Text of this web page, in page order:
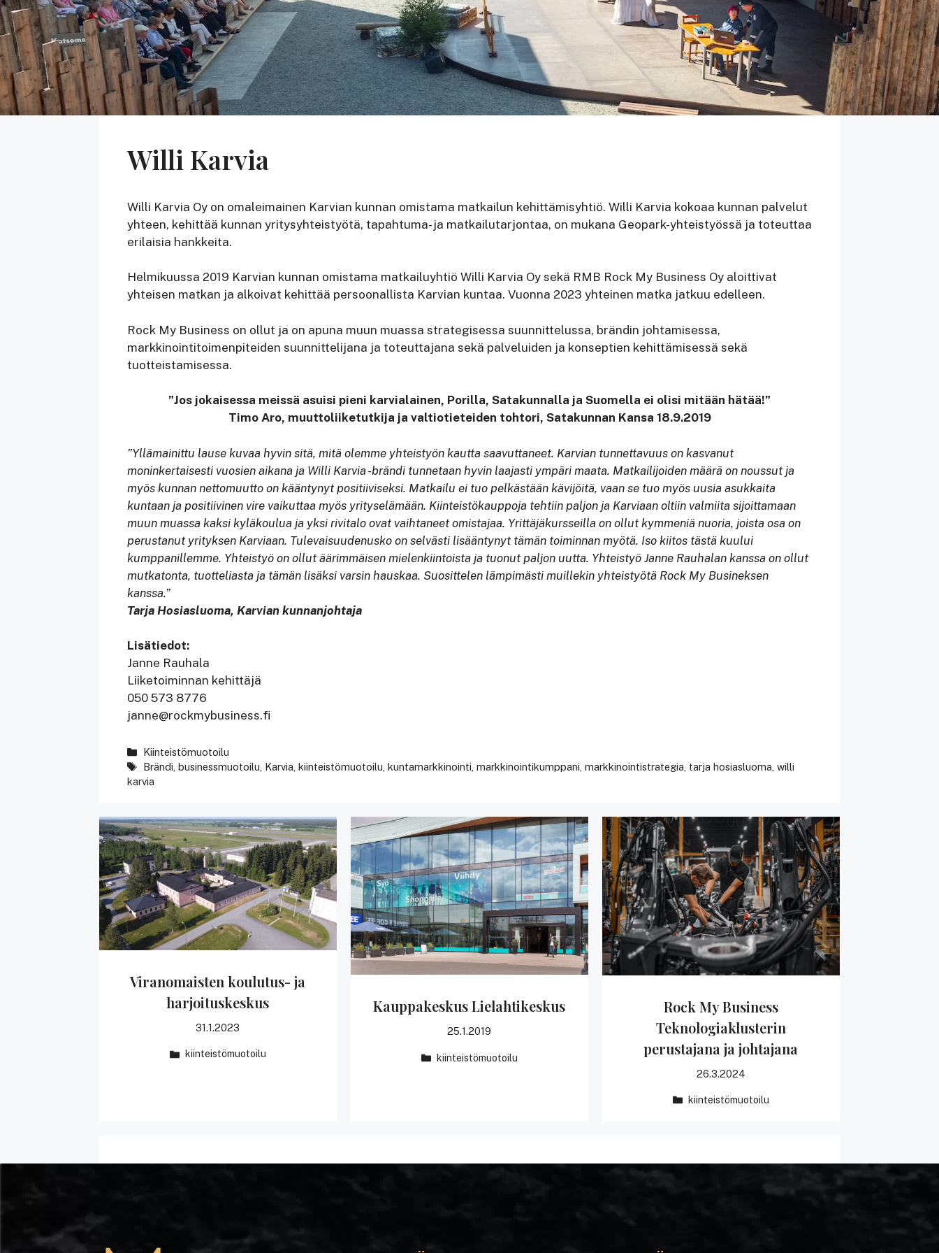
Willi Karvia
Willi Karvia Oy on omaleimainen Karvian kunnan omistama matkailun kehittämisyhtiö. Willi Karvia kokoaa kunnan palvelut
yhteen, kehittää kunnan yritysyhteistyötä, tapahtuma- ja matkailutarjontaa, on mukana Geopark-yhteistyössä ja toteuttaa
erilaisia hankkeita.
Helmikuussa 2019 Karvian kunnan omistama matkailuyhtiö Willi Karvia Oy sekä RMB Rock My Business Oy aloittivat
yhteisen matkan ja alkoivat kehittää persoonallista Karvian kuntaa. Vuonna 2023 yhteinen matka jatkuu edelleen.
Rock My Business on ollut ja on apuna muun muassa strategisessa suunnittelussa, brändin johtamisessa,
markkinointitoimenpiteiden suunnittelijana ja toteuttajana sekä palveluiden ja konseptien kehittämisessä sekä
tuotteistamisessa.
”Jos jokaisessa meissä asuisi pieni karvialainen, Porilla, Satakunnalla ja Suomella ei olisi mitään hätää!”
Timo Aro, muuttoliiketutkija ja valtiotieteiden tohtori, Satakunnan Kansa 18.9.2019
”Yllämainittu lause kuvaa hyvin sitä, mitä olemme yhteistyön kautta saavuttaneet. Karvian tunnettavuus on kasvanut
moninkertaisesti vuosien aikana ja Willi Karvia -brändi tunnetaan hyvin laajasti ympäri maata. Matkailijoiden määrä on noussut ja
myös kunnan nettomuutto on kääntynyt positiiviseksi. Matkailu ei tuo pelkästään kävijöitä, vaan se tuo myös uusia asukkaita
kuntaan ja positiivinen vire vaikuttaa myös yrityselämään. Kiinteistökauppoja tehtiin paljon ja Karviaan oltiin valmiita sijoittamaan
muun muassa kaksi kyläkoulua ja yksi rivitalo ovat vaihtaneet omistajaa. Yrittäjäkursseilla on ollut kymmeniä nuoria, joista osa on
perustanut yrityksen Karviaan. Tulevaisuudenusko on selvästi lisääntynyt tämän toiminnan myötä. Iso kiitos tästä kuului
kumppanillemme. Yhteistyö on ollut äärimmäisen mielenkiintoista ja tuonut paljon uutta. Yhteistyö Janne Rauhalan kanssa on ollut
mutkatonta, tuotteliasta ja tämän lisäksi varsin hauskaa. Suosittelen lämpimästi muillekin yhteistyötä Rock My Busineksen
kanssa.”
Tarja Hosiasluoma, Karvian kunnanjohtaja
Lisätiedot:
Janne Rauhala
Liiketoiminnan kehittäjä
050 573 8776
janne@rockmybusiness.fi
Kategoriat
Kiinteistömuotoilu
Avainsanat
Brändi ,businessmuotoilu Karvia ,kiinteistömuotoilu ,kuntamarkkinointi ,markkinointikumppani ,markkinointistrategia tarja hosiasluoma ,willi
karvia
Viranomaisten koulutus- ja
harjoituskeskus
31.1.2023
kiinteistömuotoilu
Kauppakeskus Lielahtikeskus
25.1.2019
kiinteistömuotoilu
Rock My Business
Teknologiaklusterin
perustajana ja johtajana
26.3.2024
kiinteistömuotoilu